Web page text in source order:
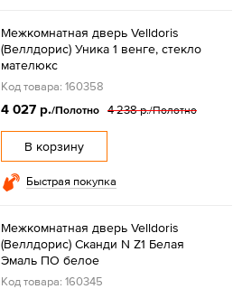
Межкомнатная дверь Velldoris
(Веллдорис) Уника 1 венге, стекло
мателюкс
Код товара: 160358
4 027 р./Полотно 4 238 р./Полотно
В корзину
Быстрая покупка
Межкомнатная дверь Velldoris
(Веллдорис) Сканди N Z1 Белая
Эмаль ПО белое
Код товара: 160345